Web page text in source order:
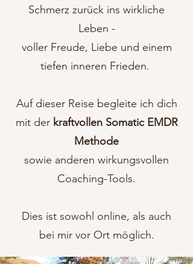
Schmerz zurück ins wirkliche
Leben -
voller Freude, Liebe und einem
tiefen inneren Frieden.
Auf dieser Reise begleite ich dich
mit der kraftvollen Somatic EMDR
Methode
sowie anderen wirkungsvollen
Coaching-Tools.
Dies ist sowohl online, als auch
bei mir vor Ort möglich.